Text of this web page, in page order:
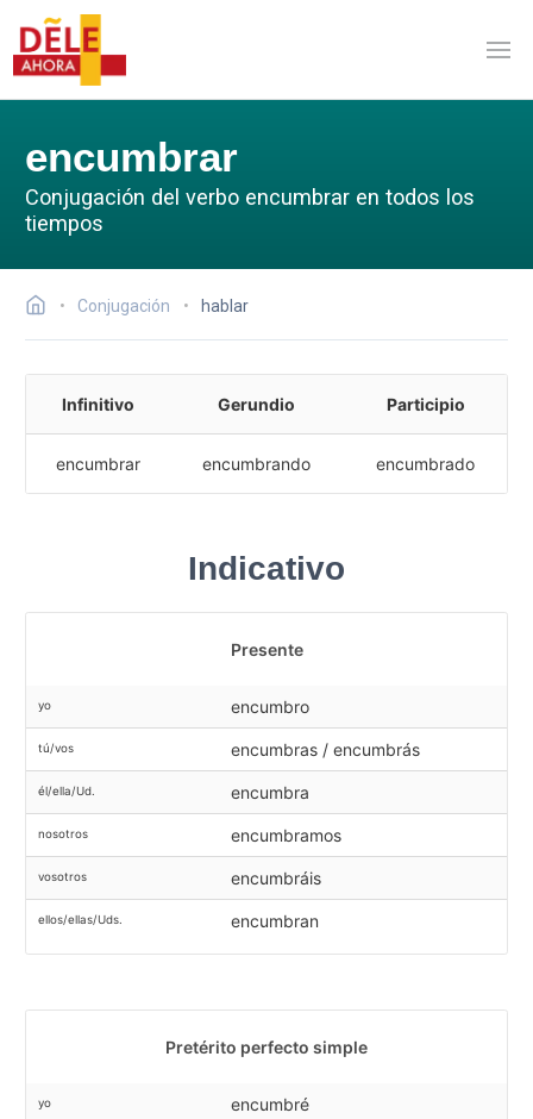
encumbrar
Conjugación del verbo encumbrar en todos los
tiempos
Conjugación hablar
Infinitivo Gerundio Participio
encumbrar encumbrando encumbrado
Indicativo
Presente
yo encumbro
tú/vos encumbras / encumbrás
él/ella/Ud. encumbra
nosotros encumbramos
vosotros encumbráis
ellos/ellas/Uds. encumbran
Pretérito perfecto simple
yo encumbré